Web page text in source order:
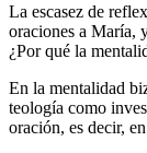
La escasez de
oraciones a María,
¿Por qué la
En la mentalidad
teología como
oración, es decir,